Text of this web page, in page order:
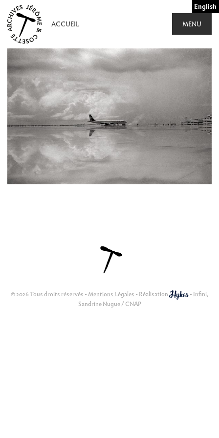
Aller
au
contenu
English
ACCUEIL
MENU
© 2026 Tous droits réservés -Mentions Légales - Réalisation - Infini,
Sandrine Nugue / CNAP